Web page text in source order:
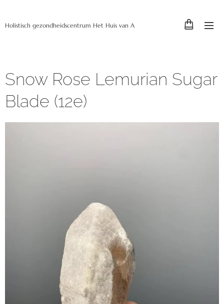
Holistisch gezondheidscentrum Het Huis van A
Snow Rose Lemurian Sugar
Blade (12e)